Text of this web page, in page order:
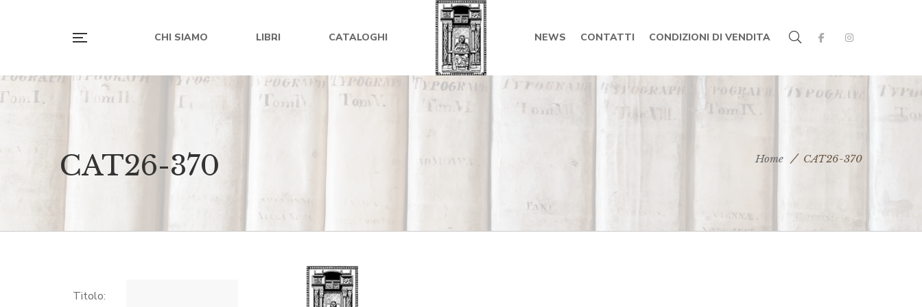
CHI SIAMO LIBRI CATALOGHI NEWS CONTATTI CONDIZIONI DI VENDITA
CAT26-370 Home CAT26-370
Titolo: